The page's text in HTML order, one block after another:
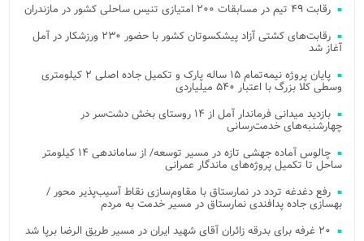
رقابت ۴۹ تیم در مسابقات ۲۰۰ امتیازی تنیس ساحلی کشور در مازندران
رقابت‌های کشتی آزاد پیشکسوتان کشور با حضور ۲۳۰ ورزشکار در آمل
آغاز شد
پایان پروژه نیمه‌تمام ۱۵ ساله پارک و تکمیل جاده اصلی ۲ کیلومتری
وسطی کلا بزرگ با اعتبار ۵۴۰ میلیاردی
بازدید میدانی فرماندار آمل از ۱۴ روستای بخش دشت‌سر در
چهارشنبه‌های خدمت‌رسانی
چالوس آماده جهشی تازه در مسیر توسعه/ از ساماندهی ۱۴ کیلومتر
ساحل تا تکمیل پروژه‌های ماندگار عمرانی
رفع دغدغه تردد در نمارستاق با مقاوم‌سازی نقاط آسیب‌پذیر محور /
بهسازی جاده پدافندی نمارستاق در مسیر خدمت به مردم
۲۰ غرفه برای بدرقه زائران آقای شهید ایران در مسیر طریق الرضا برپا شد